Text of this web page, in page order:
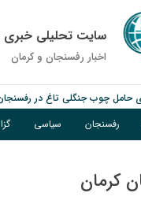
سایت تحلیلی خبری
اخبار رفسنجان و كرمان
حامل چوب جنگلی تاغ در
زیر ذره بین معاون توسعه
رفسنجان سیاسی
کرمان